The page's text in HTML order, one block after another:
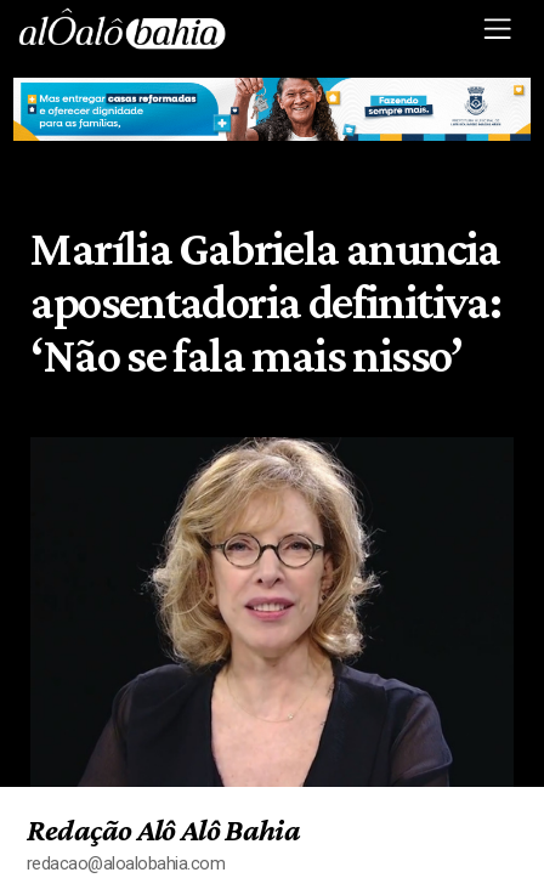
Marília Gabriela anuncia
aposentadoria definitiva:
‘Não se fala mais nisso’
Redação Alô Alô Bahia
redacao@aloalobahia.com